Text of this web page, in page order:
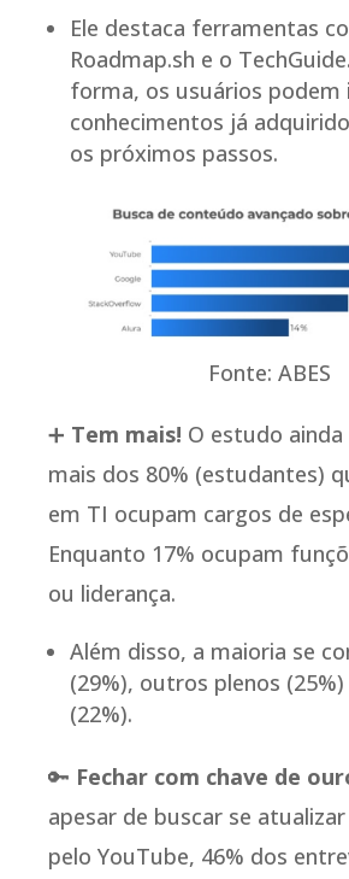
Ele destaca ferramentas
Roadmap.sh e o
forma, os usuários podem
conhecimentos já
os próximos passos.
Fonte: ABES
➕ Tem mais! O estudo ainda
mais dos 80% (estudantes)
em TI ocupam cargos de
Enquanto 17% ocupam
ou liderança.
Além disso, a maioria se
(29%), outros plenos
(22%).
🔑 Fechar com chave de
apesar de buscar se
pelo YouTube, 46% dos